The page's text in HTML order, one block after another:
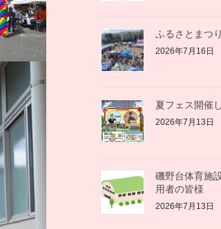
ふるさとまつ
2026年7月16日
夏フェス開催
2026年7月13日
磯野台体育施
用者の皆様
2026年7月13日